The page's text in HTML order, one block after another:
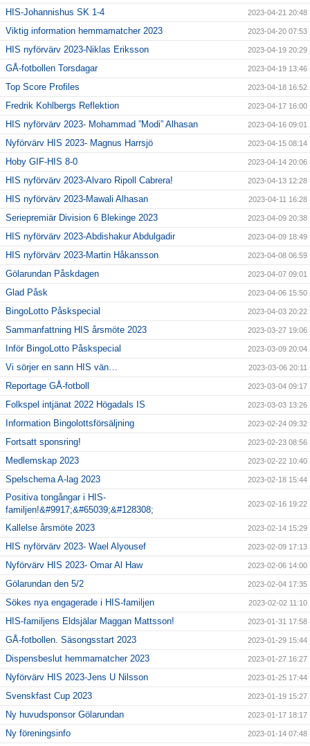
HIS-Johannishus SK 1-4 2023-04-21 20:48
Viktig information hemmamatcher 2023 2023-04-20 07:53
HIS nyförvärv 2023-Niklas Eriksson 2023-04-19 20:29
GÅ-fotbollen Torsdagar 2023-04-19 13:46
Top Score Profiles 2023-04-18 16:52
Fredrik Kohlbergs Reflektion 2023-04-17 16:00
HIS nyförvärv 2023- Mohammad ”Modi” Alhasan 2023-04-16 09:01
Nyförvärv HIS 2023- Magnus Harrsjö 2023-04-15 08:14
Hoby GIF-HIS 8-0 2023-04-14 20:06
HIS nyförvärv 2023-Alvaro Ripoll Cabrera! 2023-04-13 12:28
HIS nyförvärv 2023-Mawali Alhasan 2023-04-11 16:28
Seriepremiär Division 6 Blekinge 2023 2023-04-09 20:38
HIS nyförvärv 2023-Abdishakur Abdulgadir 2023-04-09 18:49
HIS nyförvärv 2023-Martin Håkansson 2023-04-08 06:59
Gölarundan Påskdagen 2023-04-07 09:01
Glad Påsk 2023-04-06 15:50
BingoLotto Påskspecial 2023-04-03 20:22
Sammanfattning HIS årsmöte 2023 2023-03-27 19:06
Inför BingoLotto Påskspecial 2023-03-09 20:04
Vi sörjer en sann HIS vän… 2023-03-06 20:11
Reportage GÅ-fotboll 2023-03-04 09:17
Folkspel intjänat 2022 Högadals IS 2023-03-03 13:26
Information Bingolottsförsäljning 2023-02-24 09:32
Fortsatt sponsring! 2023-02-23 08:56
Medlemskap 2023 2023-02-22 10:40
Spelschema A-lag 2023 2023-02-18 15:44
Positiva tongångar i HIS-
familjen!&#9917;&#65039;&#128308;
2023-02-16 19:22
Kallelse årsmöte 2023 2023-02-14 15:29
HIS nyförvärv 2023- Wael Alyousef 2023-02-09 17:13
Nyförvärv HIS 2023- Omar Al Haw 2023-02-06 14:00
Gölarundan den 5/2 2023-02-04 17:35
Sökes nya engagerade i HIS-familjen 2023-02-02 11:10
HIS-familjens Eldsjälar Maggan Mattsson! 2023-01-31 17:58
GÅ-fotbollen. Säsongsstart 2023 2023-01-29 15:44
Dispensbeslut hemmamatcher 2023 2023-01-27 16:27
Nyförvärv HIS 2023-Jens U Nilsson 2023-01-25 17:44
Svenskfast Cup 2023 2023-01-19 15:27
Ny huvudsponsor Gölarundan 2023-01-17 18:17
Ny föreningsinfo 2023-01-14 07:48